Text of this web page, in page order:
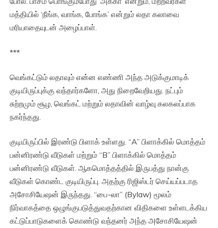
மத்தியில் ‘நீங்க, வாங்க, போங்க’ என்றும் லதா கலாவை
மரியாதையுடன் அழைப்பாள்.
***
வெங்கட்டும் லதாவும் என்ன எண்ணி அந்த அடுக்குமாடிக்
குடியிருப்புக்கு வந்தார்களோ, அது நிறைவேறியது. நட்பும்
சுற்றமும் சூழ, வெங்கட் மற்றும் லதாவின் வாழ்வு கலகலப்பாக
நகர்ந்தது.
குடியிருப்பில் இரண்டு பிளாக் உள்ளது. “A” பிளாக்கில் மொத்தம்
பன்னிரண்டு வீடுகள் மற்றும் “B” பிளாக்கில் மொத்தம்
பன்னிரண்டு வீடுகள். ஆகமொத்தத்தில் இருபத்து நான்கு
வீடுகள் கொண்ட குடியிருப்பு. அதற்கு ரிஜிஸ்டர் செய்யப்படாத
அசோசியேஷன் இருந்தது. “பை-லா” (Bylaw) மூலம்
நிர்வாகத்தை ஒழுங்குபடுத்துவதற்கான விதிகளை உள்ளடக்கிய
கட்டுப்பாடுகளைக் கொண்டு வந்தனர் அந்த அசோசியேஷன்